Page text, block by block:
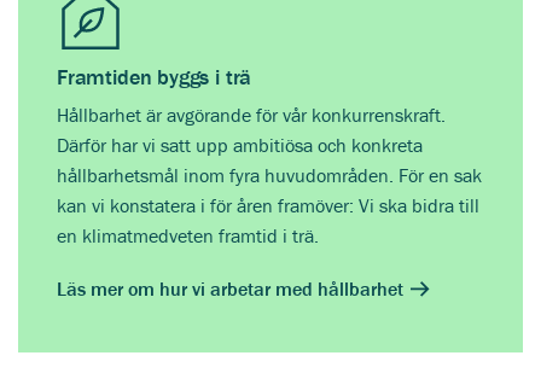
Framtiden byggs i trä
Hållbarhet är avgörande för vår konkurrenskraft.
Därför har vi satt upp ambitiösa och konkreta
hållbarhetsmål inom fyra huvudområden. För en sak
kan vi konstatera i för åren framöver: Vi ska bidra till
en klimatmedveten framtid i trä.
Läs mer om hur vi arbetar med hållbarhet